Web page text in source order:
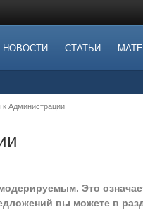
НОВОСТИ СТАТЬИ
к Администрации
Это
вы можете в